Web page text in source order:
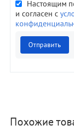
Настоящим
и согласен с
Отправить
Похожие